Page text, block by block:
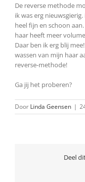
De reverse methode
ik was erg
heel fijn en schoon
haar heeft meer
Daar ben ik erg blij
wassen van mijn haar
reverse-methode!
Ga jij het proberen?
Door Linda Geensen |
Deel